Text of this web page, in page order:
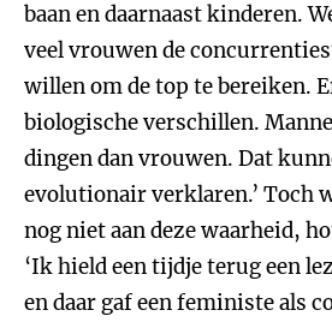
baan en daarnaast kinderen.
veel vrouwen de
willen om de top te bereiken.
biologische verschillen.
dingen dan vrouwen. Dat
evolutionair verklaren.’ Toch
nog niet aan deze waarheid,
‘Ik hield een tijdje terug een
en daar gaf een feministe als